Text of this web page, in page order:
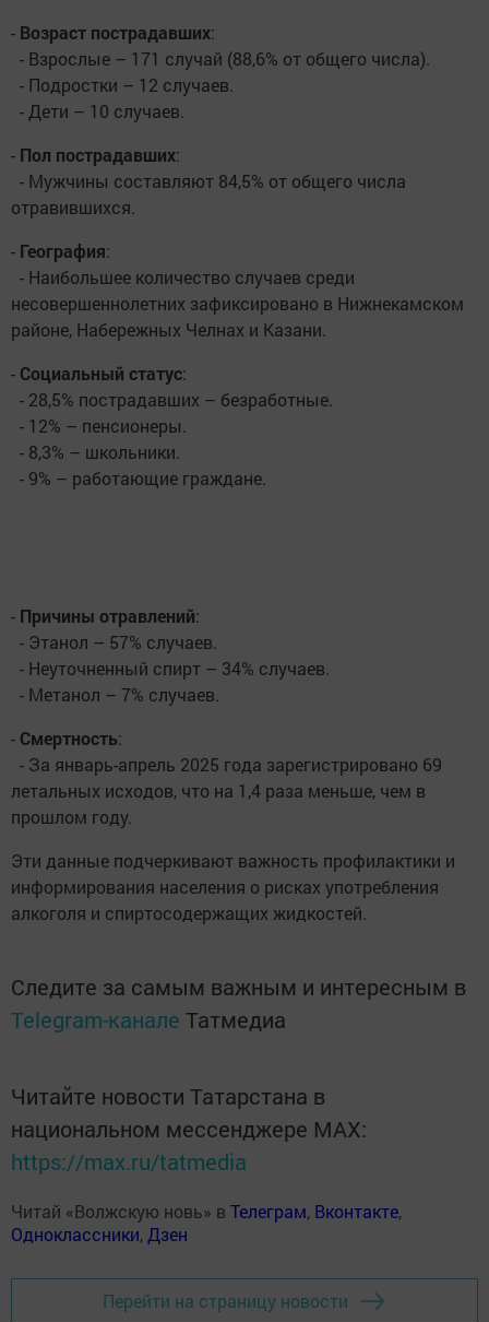
- Возраст пострадавших:
- Взрослые – 171 случай (88,6% от общего числа).
- Подростки – 12 случаев.
- Дети – 10 случаев.
- Пол пострадавших:
- Мужчины составляют 84,5% от общего числа
отравившихся.
- География:
- Наибольшее количество случаев среди
несовершеннолетних зафиксировано в Нижнекамском
районе, Набережных Челнах и Казани.
- Социальный статус:
- 28,5% пострадавших – безработные.
- 12% – пенсионеры.
- 8,3% – школьники.
- 9% – работающие граждане.
- Причины отравлений:
- Этанол – 57% случаев.
- Неуточненный спирт – 34% случаев.
- Метанол – 7% случаев.
- Смертность:
- За январь-апрель 2025 года зарегистрировано 69
летальных исходов, что на 1,4 раза меньше, чем в
прошлом году.
Эти данные подчеркивают важность профилактики и
информирования населения о рисках употребления
алкоголя и спиртосодержащих жидкостей.
Следите за самым важным и интересным в
Telegram-канале Татмедиа
Читайте новости Татарстана в
национальном мессенджере MАХ:
https://max.ru/tatmedia
Читай «Волжскую новь» в Телеграм, Вконтакте,
Одноклассники, Дзен
Перейти на страницу новости